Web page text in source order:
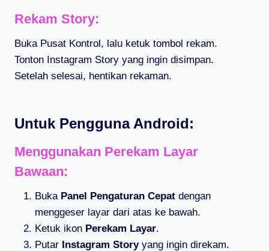
Rekam Story:
Buka Pusat Kontrol, lalu ketuk tombol rekam.
Tonton Instagram Story yang ingin disimpan.
Setelah selesai, hentikan rekaman.
Untuk Pengguna Android:
Menggunakan Perekam Layar
Bawaan:
Buka Panel Pengaturan Cepat dengan
menggeser layar dari atas ke bawah.
Ketuk ikon Perekam Layar.
Putar Instagram Storyyang ingin direkam.